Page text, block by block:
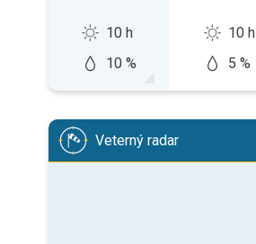
10 h
10 %
10 h
5 %
Veterný radar